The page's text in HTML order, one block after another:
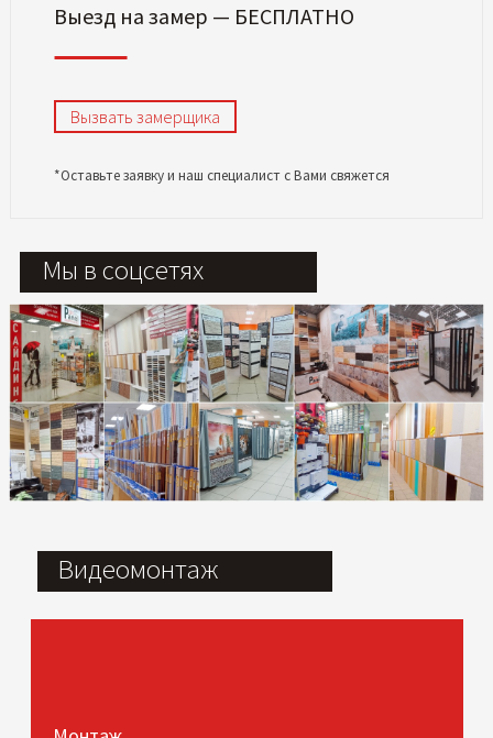
Выезд на замер — БЕСПЛАТНО
Вызвать замерщика
*Оставьте заявку и наш специалист с Вами свяжется
Мы в соцсетях
Видеомонтаж